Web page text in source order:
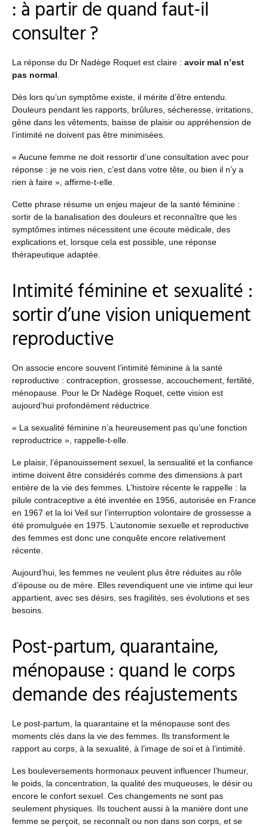
: à partir de quand faut-il
consulter ?
La réponse du Dr Nadège Roquet est claire : avoir mal n’est
pas normal.
Dès lors qu’un symptôme existe, il mérite d’être entendu.
Douleurs pendant les rapports, brûlures, sécheresse, irritations,
gêne dans les vêtements, baisse de plaisir ou appréhension de
l’intimité ne doivent pas être minimisées.
« Aucune femme ne doit ressortir d’une consultation avec pour
réponse : je ne vois rien, c’est dans votre tête, ou bien il n’y a
rien à faire », affirme-t-elle.
Cette phrase résume un enjeu majeur de la santé féminine :
sortir de la banalisation des douleurs et reconnaître que les
symptômes intimes nécessitent une écoute médicale, des
explications et, lorsque cela est possible, une réponse
thérapeutique adaptée.
Intimité féminine et sexualité :
sortir d’une vision uniquement
reproductive
On associe encore souvent l’intimité féminine à la santé
reproductive : contraception, grossesse, accouchement, fertilité,
ménopause. Pour le Dr Nadège Roquet, cette vision est
aujourd’hui profondément réductrice.
« La sexualité féminine n’a heureusement pas qu’une fonction
reproductrice », rappelle-t-elle.
Le plaisir, l’épanouissement sexuel, la sensualité et la confiance
intime doivent être considérés comme des dimensions à part
entière de la vie des femmes. L’histoire récente le rappelle : la
pilule contraceptive a été inventée en 1956, autorisée en France
en 1967 et la loi Veil sur l’interruption volontaire de grossesse a
été promulguée en 1975. L’autonomie sexuelle et reproductive
des femmes est donc une conquête encore relativement
récente.
Aujourd’hui, les femmes ne veulent plus être réduites au rôle
d’épouse ou de mère. Elles revendiquent une vie intime qui leur
appartient, avec ses désirs, ses fragilités, ses évolutions et ses
besoins.
Post-partum, quarantaine,
ménopause : quand le corps
demande des réajustements
Le post-partum, la quarantaine et la ménopause sont des
moments clés dans la vie des femmes. Ils transforment le
rapport au corps, à la sexualité, à l’image de soi et à l’intimité.
Les bouleversements hormonaux peuvent influencer l’humeur,
le poids, la concentration, la qualité des muqueuses, le désir ou
encore le confort sexuel. Ces changements ne sont pas
seulement physiques. Ils touchent aussi à la manière dont une
femme se perçoit, se reconnaît ou non dans son corps, et se